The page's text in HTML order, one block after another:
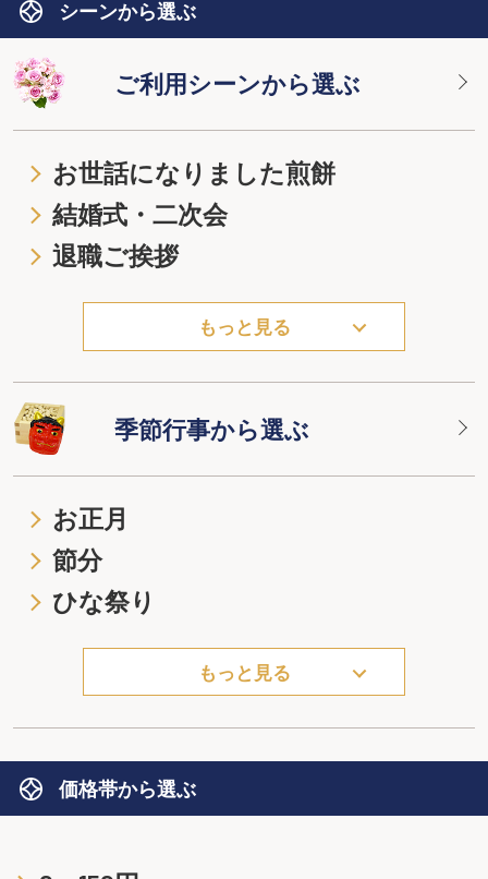
シーンから選ぶ
ご利用シーンから選ぶ
お世話になりました煎餅
結婚式・二次会
退職ご挨拶
もっと見る
季節行事から選ぶ
お正月
節分
ひな祭り
もっと見る
価格帯から選ぶ